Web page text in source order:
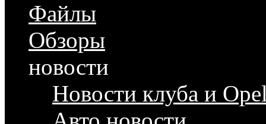
Файлы
Обзоры
новости
Новости клуба и